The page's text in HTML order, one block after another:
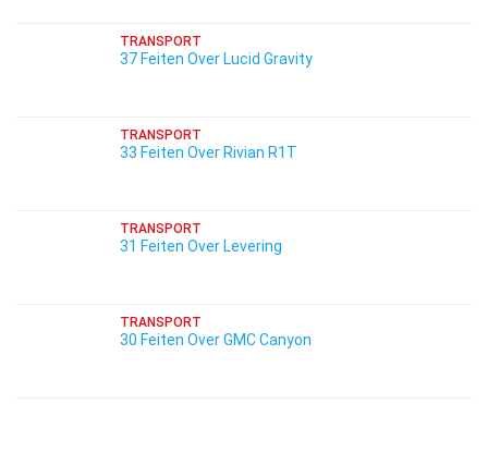
TRANSPORT
37 Feiten Over Lucid Gravity
TRANSPORT
33 Feiten Over Rivian R1T
TRANSPORT
31 Feiten Over Levering
TRANSPORT
30 Feiten Over GMC Canyon